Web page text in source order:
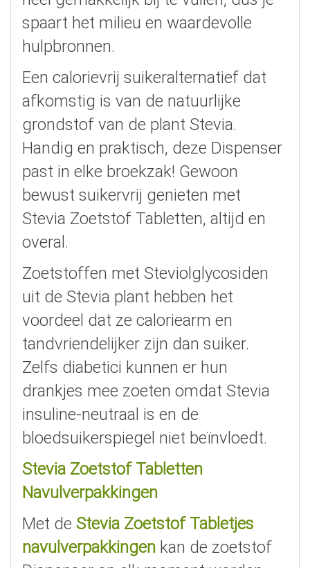
spaart het milieu en waardevolle
hulpbronnen.
Een calorievrij suikeralternatief dat
afkomstig is van de natuurlijke
grondstof van de plant Stevia.
Handig en praktisch, deze Dispenser
past in elke broekzak! Gewoon
bewust suikervrij genieten met
Stevia Zoetstof Tabletten, altijd en
overal.
Zoetstoffen met Steviolglycosiden
uit de Stevia plant hebben het
voordeel dat ze caloriearm en
tandvriendelijker zijn dan suiker.
Zelfs diabetici kunnen er hun
drankjes mee zoeten omdat Stevia
insuline-neutraal is en de
bloedsuikerspiegel niet beïnvloedt.
Stevia Zoetstof Tabletten
Navulverpakkingen
Met de Stevia Zoetstof Tabletjes
navulverpakkingen kan de zoetstof